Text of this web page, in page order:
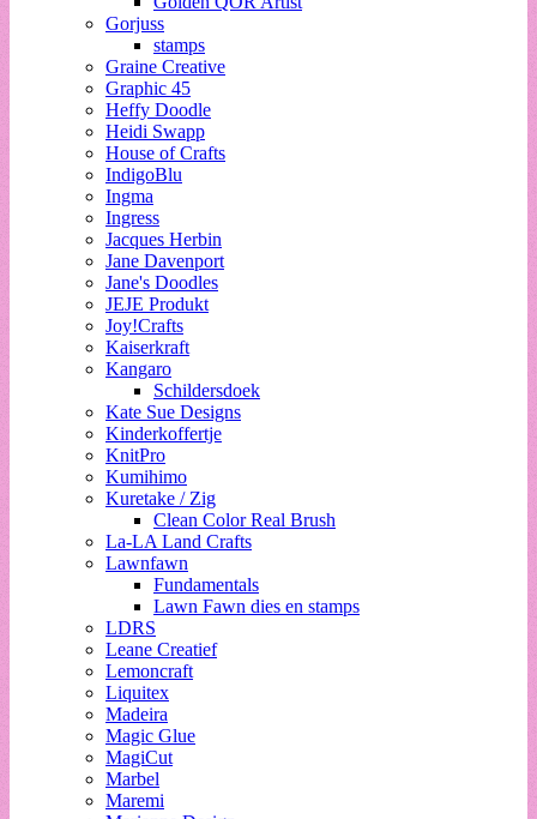
Gorjuss
stamps
Graine Creative
Graphic 45
Heffy Doodle
Heidi Swapp
House of Crafts
IndigoBlu
Ingma
Ingress
Jacques Herbin
Jane Davenport
Jane's Doodles
JEJE Produkt
Joy!Crafts
Kaiserkraft
Kangaro
Schildersdoek
Kate Sue Designs
Kinderkoffertje
KnitPro
Kumihimo
Kuretake / Zig
Clean Color Real Brush
La-LA Land Crafts
Lawnfawn
Fundamentals
Lawn Fawn dies en stamps
LDRS
Leane Creatief
Lemoncraft
Liquitex
Madeira
Magic Glue
MagiCut
Marbel
Maremi